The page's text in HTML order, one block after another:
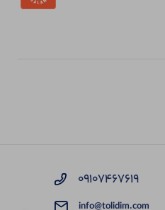
09107467619
info@tolidim.com